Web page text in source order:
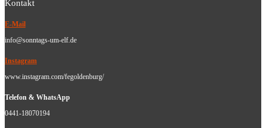
Kontakt
E-Mail
info@sonntags-um-elf.de
Instagram
www.instagram.com/fegoldenburg/
Telefon & WhatsApp
0441-18070194